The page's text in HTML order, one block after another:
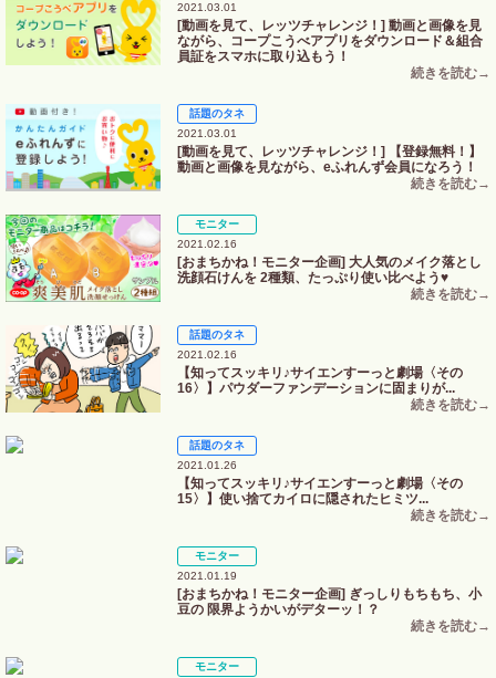
2021.03.01
[動画を見て、レッツチャレンジ！] 動画と画像を見
ながら、コープこうべアプリをダウンロード＆組合
員証をスマホに取り込もう！
話題のタネ
2021.03.01
[動画を見て、レッツチャレンジ！] 【登録無料！】
動画と画像を見ながら、eふれんず会員になろう！
モニター
2021.02.16
[おまちかね！モニター企画] 大人気のメイク落とし
洗顔石けんを 2種類、たっぷり使い比べよう♥
話題のタネ
2021.02.16
【知ってスッキリ♪サイエンすーっと劇場〈その
16〉】パウダーファンデーションに固まりが...
話題のタネ
2021.01.26
【知ってスッキリ♪サイエンすーっと劇場〈その
15〉】使い捨てカイロに隠されたヒミツ...
モニター
2021.01.19
[おまちかね！モニター企画] ぎっしりもちもち、小
豆の 限界ようかいがデターッ！？
モニター